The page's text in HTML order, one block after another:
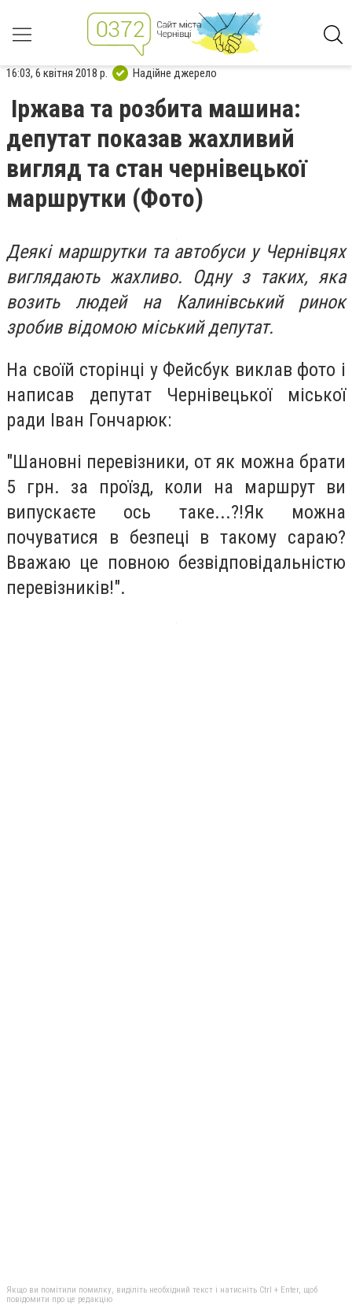
16:03, 6 квітня 2018 р. Надійне джерело
Іржава та розбита машина:
депутат показав жахливий
вигляд та стан чернівецької
маршрутки (Фото)
Деякі маршрутки та автобуси у Чернівцях
виглядають жахливо. Одну з таких, яка
возить людей на Калинівський ринок
зробив відомою міський депутат.
На своїй сторінці у Фейсбук виклав фото і
написав депутат Чернівецької міської
ради Іван Гончарюк:
"Шановні перевізники, от як можна брати
5 грн. за проїзд, коли на маршрут ви
випускаєте ось таке...?!Як можна
почуватися в безпеці в такому сараю?
Вважаю це повною безвідповідальністю
перевізників!".
Якщо ви помітили помилку, виділіть необхідний текст і натисніть Ctrl + Enter, щоб
повідомити про це редакцію